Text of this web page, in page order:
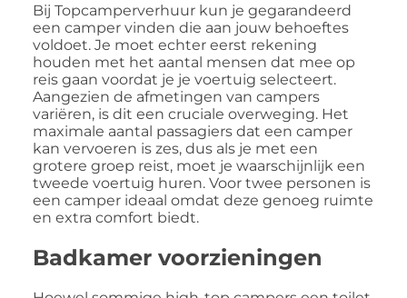
Bij Topcamperverhuur kun je gegarandeerd
een camper vinden die aan jouw behoeftes
voldoet. Je moet echter eerst rekening
houden met het aantal mensen dat mee op
reis gaan voordat je je voertuig selecteert.
Aangezien de afmetingen van campers
variëren, is dit een cruciale overweging. Het
maximale aantal passagiers dat een camper
kan vervoeren is zes, dus als je met een
grotere groep reist, moet je waarschijnlijk een
tweede voertuig huren. Voor twee personen is
een camper ideaal omdat deze genoeg ruimte
en extra comfort biedt.
Badkamer voorzieningen